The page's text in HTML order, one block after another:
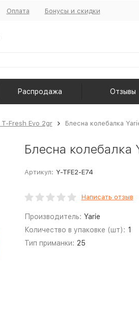
Оплата Бонусы и скидки
Распродажа Отзывы
T-Fresh Evo 2gr Блесна колебалка
Блесна колебалка
Артикул: Y-TFE2-E74
Написать отзыв
Производитель: Yarie
Количество в упаковке (шт): 1
Тип приманки: 25